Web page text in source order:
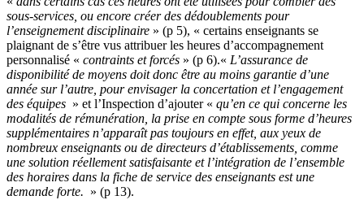
sous-services, ou encore créer des dédoublements pour
l’enseignement disciplinaire » (p 5), « certains enseignants se
plaignant de s’être vus attribuer les heures d’accompagnement
personnalisé « contraints et forcés » (p 6).« L’assurance de
disponibilité de moyens doit donc être au moins garantie d’une
année sur l’autre, pour envisager la concertation et l’engagement
des équipes » et l’Inspection d’ajouter « qu’en ce qui concerne les
modalités de rémunération, la prise en compte sous forme d’heures
supplémentaires n’apparaît pas toujours en effet, aux yeux de
nombreux enseignants ou de directeurs d’établissements, comme
une solution réellement satisfaisante et l’intégration de l’ensemble
des horaires dans la fiche de service des enseignants est une
demande forte. » (p 13).